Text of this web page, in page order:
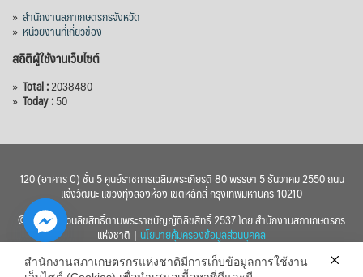
» สำนักงานสภาเกษตรกรจังหวัด
» หน่วยงานที่เกี่ยวข้อง
สถิติผู้ใช้งานเว็บไซต์
» Total :2038480
» Today :50
120 (อาคาร C) ชั้น 5 ศูนย์ราชการเฉลิมพระเกียรติ 80 พรรษา 5 ธันวาคม 2550 ถนน
แจ้งวัฒนะ แขวงทุ่งสองห้อง เขตหลักสี่ กรุงเทพมหานคร 10210
© 2560 สงวนลิขสิทธิ์ตามพระราชบัญญัติลิขสิทธิ์ 2537 โดย สำนักงานสภาเกษตรกร
แห่งชาติ | นโยบายคุ้มครองข้อมูลส่วนบุคคล
สำนักงานสภาเกษตรกรแห่งชาติมีการเก็บข้อมูลการใช้งาน